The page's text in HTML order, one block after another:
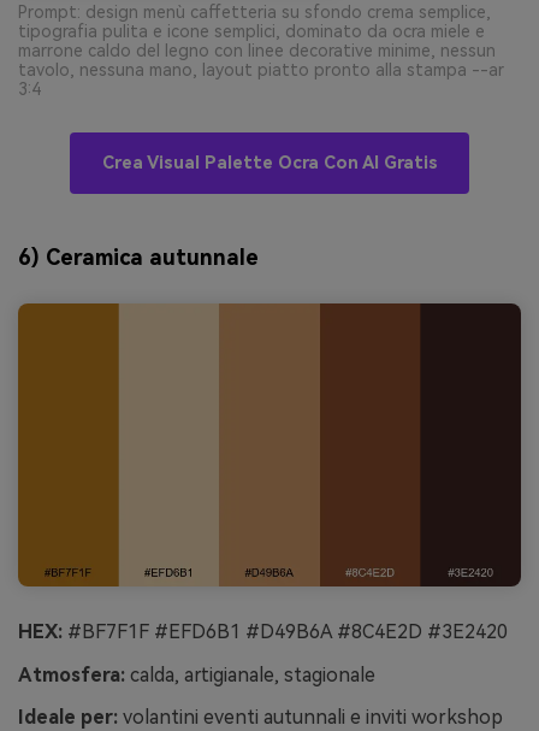
Prompt: design menù caffetteria su sfondo crema semplice,
tipografia pulita e icone semplici, dominato da ocra miele e
marrone caldo del legno con linee decorative minime, nessun
tavolo, nessuna mano, layout piatto pronto alla stampa --ar
3:4
Crea Visual Palette Ocra Con AI Gratis
6) Ceramica autunnale
HEX: #BF7F1F #EFD6B1 #D49B6A #8C4E2D #3E2420
Atmosfera: calda, artigianale, stagionale
Ideale per: volantini eventi autunnali e inviti workshop